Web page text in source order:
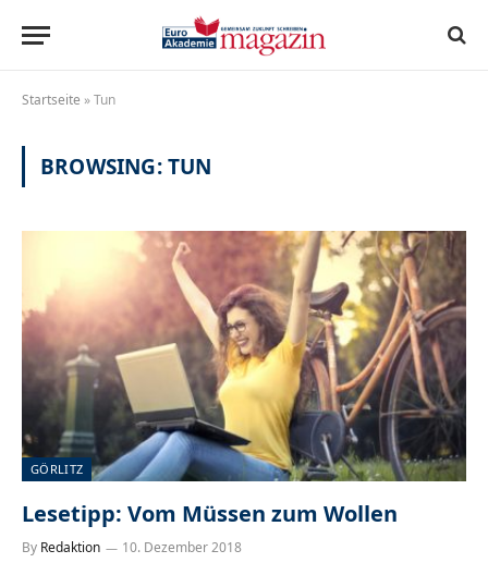
Startseite »Tun
BROWSING:TUN
GÖRLITZ
Lesetipp: Vom Müssen zum Wollen
By Redaktion 10. Dezember 2018